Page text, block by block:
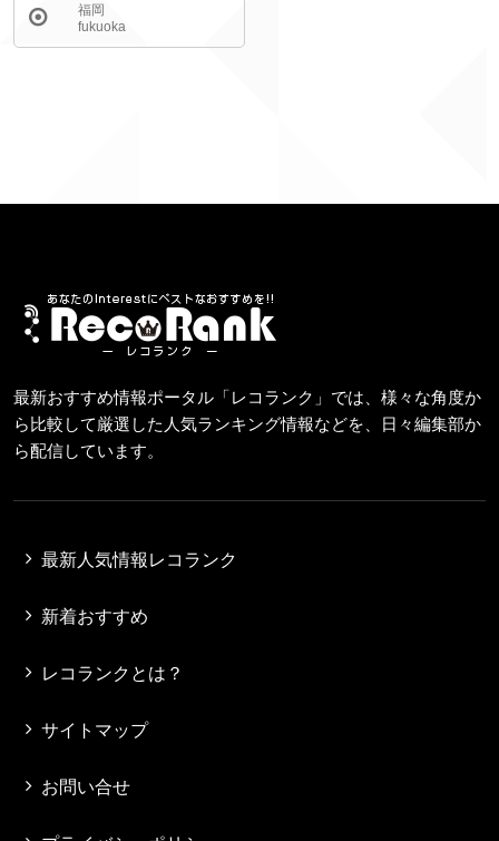
福岡
fukuoka
最新おすすめ情報ポータル「レコランク」では、様々な角度か
ら比較して厳選した人気ランキング情報などを、日々編集部か
ら配信しています。
最新人気情報レコランク
新着おすすめ
レコランクとは？
サイトマップ
お問い合せ